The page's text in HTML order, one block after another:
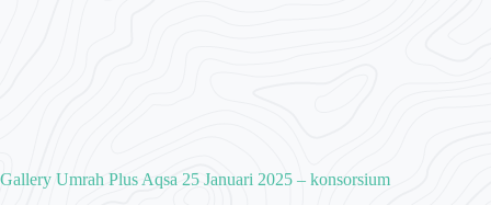
Gallery Umrah Plus Aqsa 25 Januari 2025 – konsorsium